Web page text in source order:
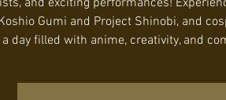
and exciting performances!
Gumi and Project Shinobi, and
day filled with anime, creativity, and